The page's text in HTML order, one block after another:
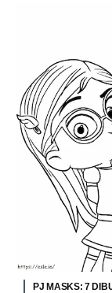
PJ MASKS: 7